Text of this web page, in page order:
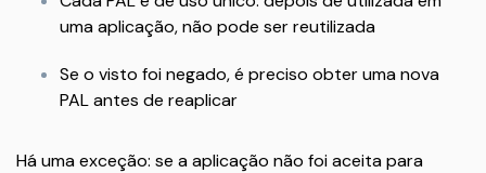
uma aplicação, não pode ser reutilizada
Se o visto foi negado, é preciso obter uma nova
PAL antes de reaplicar
Há uma exceção: se a aplicação não foi aceita para